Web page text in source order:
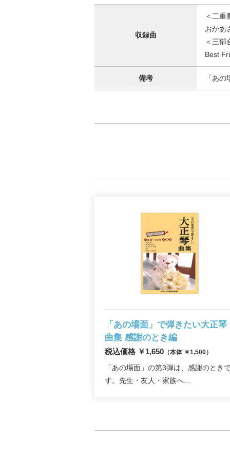
収録曲
＜二重
おかあ
＜三部
Best
備考 「あ
「あの場面」で弾きたい大正琴
曲集 感謝のとき編
税込価格 ￥1,650 （本体 ￥1,500）
「あの場面」の第3弾は、感謝のとき
す。先生・友人・家族へ...